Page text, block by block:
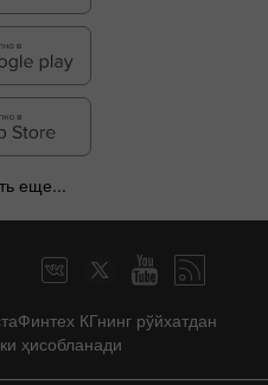
еще...
КГнинг рўйхатдан
ҳисобланади